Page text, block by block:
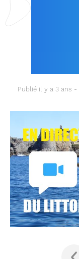
Publié il y a 3 ans -